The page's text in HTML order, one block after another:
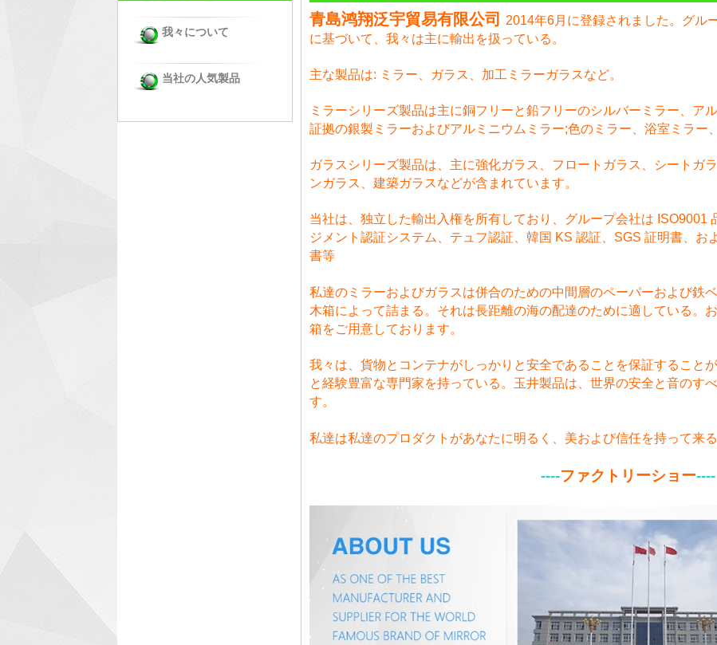
我々について
当社の人気製品
青島鸿翔泛宇貿易有限公司
2014年6月に登録されました。グル
に基づいて、我々は主に輸出を扱っている。
主な製品は: ミラー、ガラス、加工ミラーガラスなど。
ミラーシリーズ製品は主に銅フリーと鉛フリーのシルバーミラー、ア
証拠の銀製ミラーおよびアルミニウムミラー;色のミラー、浴室ミラー
ガラスシリーズ製品は、主に強化ガラス、フロートガラス、シートガ
ンガラス、建築ガラスなどが含まれています。
当社は、独立した輸出入権を所有しており、グループ会社は ISO9001
ジメント認証システム、テュフ認証、韓国 KS 認証、SGS 証明書、お
書等
私達のミラーおよびガラスは併合のための中間層のペーパーおよび鉄
木箱によって詰まる。それは長距離の海の配達のために適している。
箱をご用意しております。
我々は、貨物とコンテナがしっかりと安全であることを保証すること
と経験豊富な専門家を持っている。玉井製品は、世界の安全と音のす
す。
私達は私達のプロダクトがあなたに明るく、美および信任を持って来る
----ファクトリーショー----